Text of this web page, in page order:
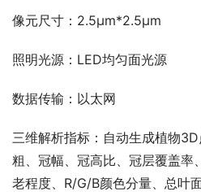
像元尺寸：2.5μm*2.5μm
照明光源：LED均匀面光源
数据传输：以太网
三维解析指标：自动生成植物
粗、冠幅、冠高比、冠层覆盖率
老程度、R/G/B颜色分量、总叶